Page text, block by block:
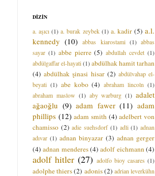
DİZİN
a. aşıcı (1) a. burak zeybek (1) a. kadir (5) a.l.
kennedy (10) abbas kiarostami (1) abbas
sayar (1) abbe pierre (5) abdullah cevdet (1)
abdülgaffar el-hayati(1)abdülhak hamit tarhan
(4) abdülhak şinasi hisar (2) abdülvahap el-
beyati (1) abe kobo (4) abraham lincoln (1)
abraham maslow (1) aby warburg (1) adalet
ağaoğlu (9) adam fawer (11) adam
phillips (12) adam smith (4) adelbert von
chamisso (2) adie suehsdorf (1) adli (1) adnan
adıvar (1) adnan binyazar (3) adnan gerger
(4) adnan menderes(4) adolf eichmann (4)
adolf hitler (27) adolfo bioy casares (1)
adolphe thiers(2) adonis(2) adrian leverkühn